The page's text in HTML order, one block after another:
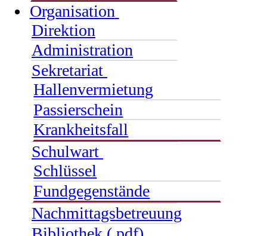
Organisation
Direktion
Administration
Sekretariat
Hallenvermietung
Passierschein
Krankheitsfall
Schulwart
Schlüssel
Fundgegenstände
Nachmittagsbetreuung